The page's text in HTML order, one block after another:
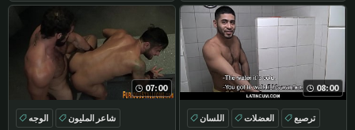
07:00
الوجه
شاعر المليون
08:00
اللسان العضلات
ترصيع